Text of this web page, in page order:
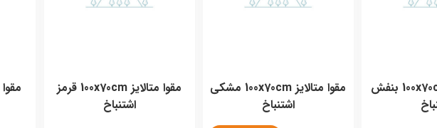
مقوا متالایز 100x70cm بنفش
مقوا متالایز 100x70cm مشکی
اشتنباخ
مقوا متالایز 100x70cm قرمز
اشتنباخ